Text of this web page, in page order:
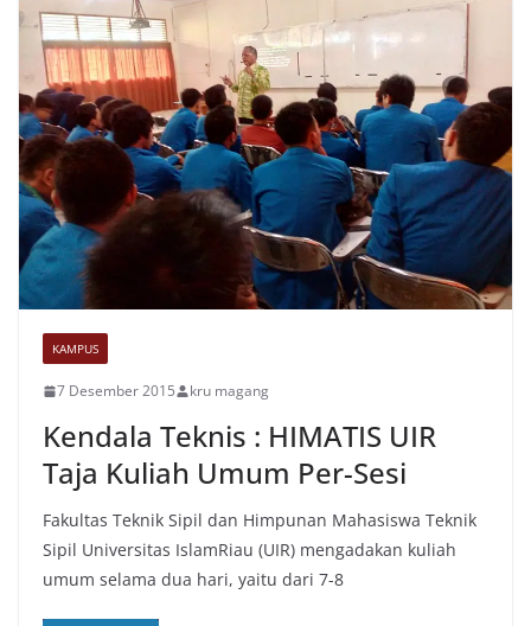
KAMPUS
7 Desember 2015 kru magang
Kendala Teknis : HIMATIS UIR
Taja Kuliah Umum Per-Sesi
Fakultas Teknik Sipil dan Himpunan Mahasiswa Teknik
Sipil Universitas IslamRiau (UIR) mengadakan kuliah
umum selama dua hari, yaitu dari 7-8